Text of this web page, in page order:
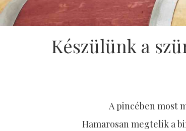
Készülünk a
Apincében most
Hamarosan megtelik a